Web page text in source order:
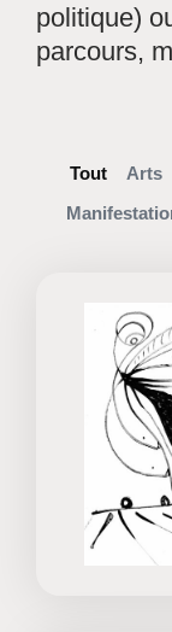
politique)
parcours,
Arts
Tout